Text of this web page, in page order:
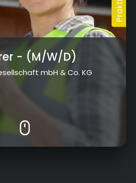
- (M/W/D)
mbH & Co. KG